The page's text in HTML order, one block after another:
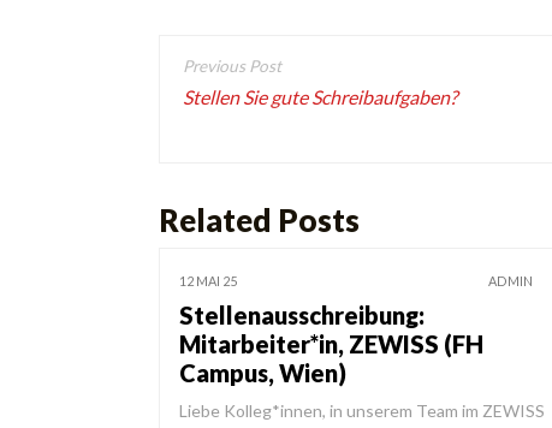
Beitragsnavigation
Stellen Sie gute Schreibaufgaben?
Related Posts
12 MAI 25 ADMIN
Stellenausschreibung:
Mitarbeiter*in, ZEWISS (FH
Campus, Wien)
Liebe Kolleg*innen, in unserem Team im ZEWISS